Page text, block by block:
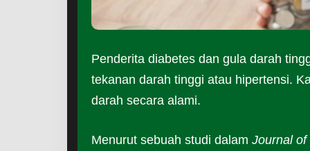
Penderita diabetes dan gula darah
tekanan darah tinggi atau hipertensi.
darah secara alami.
Menurut sebuah studi dalam Journal of